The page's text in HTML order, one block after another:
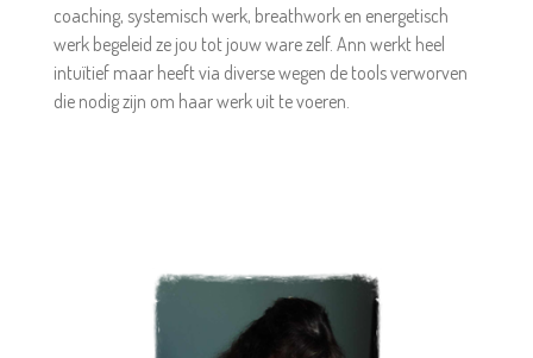
coaching, systemisch werk, breathwork en energetisch
werk begeleid ze jou tot jouw ware zelf. Ann werkt heel
intuïtief maar heeft via diverse wegen de tools verworven
die nodig zijn om haar werk uit te voeren.